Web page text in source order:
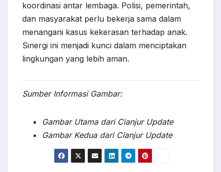
koordinasi antar lembaga. Polisi, pemerintah,
dan masyarakat perlu bekerja sama dalam
menangani kasus kekerasan terhadap anak.
Sinergi ini menjadi kunci dalam menciptakan
lingkungan yang lebih aman.
Sumber Informasi Gambar:
Gambar Utama dari Cianjur Update
Gambar Kedua dari Cianjur Update